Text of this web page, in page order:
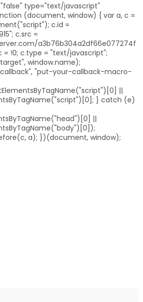
type="text/javascript"
(document, window) { var a, c =
c.id =
c.src =
a3b76b304a2df66e077274f
= !0; c.type = "text/javascript";
window.name);
"put-your-callback-macro-
||
} catch (e)
||
a); })(document, window);